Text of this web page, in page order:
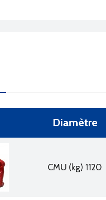
Diamètre
CMU (kg) 1120